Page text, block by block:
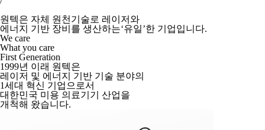
원텍은 자체 원천기술로 레이저와
에너지 기반 장비를 생산하는‘유일’한 기업입니다.
We care
What you care
First Generation
1999년 이래 원텍은
레이저 및 에너지 기반 기술 분야의
1세대 혁신 기업으로서
대한민국 미용 의료기기 산업을
개척해 왔습니다.